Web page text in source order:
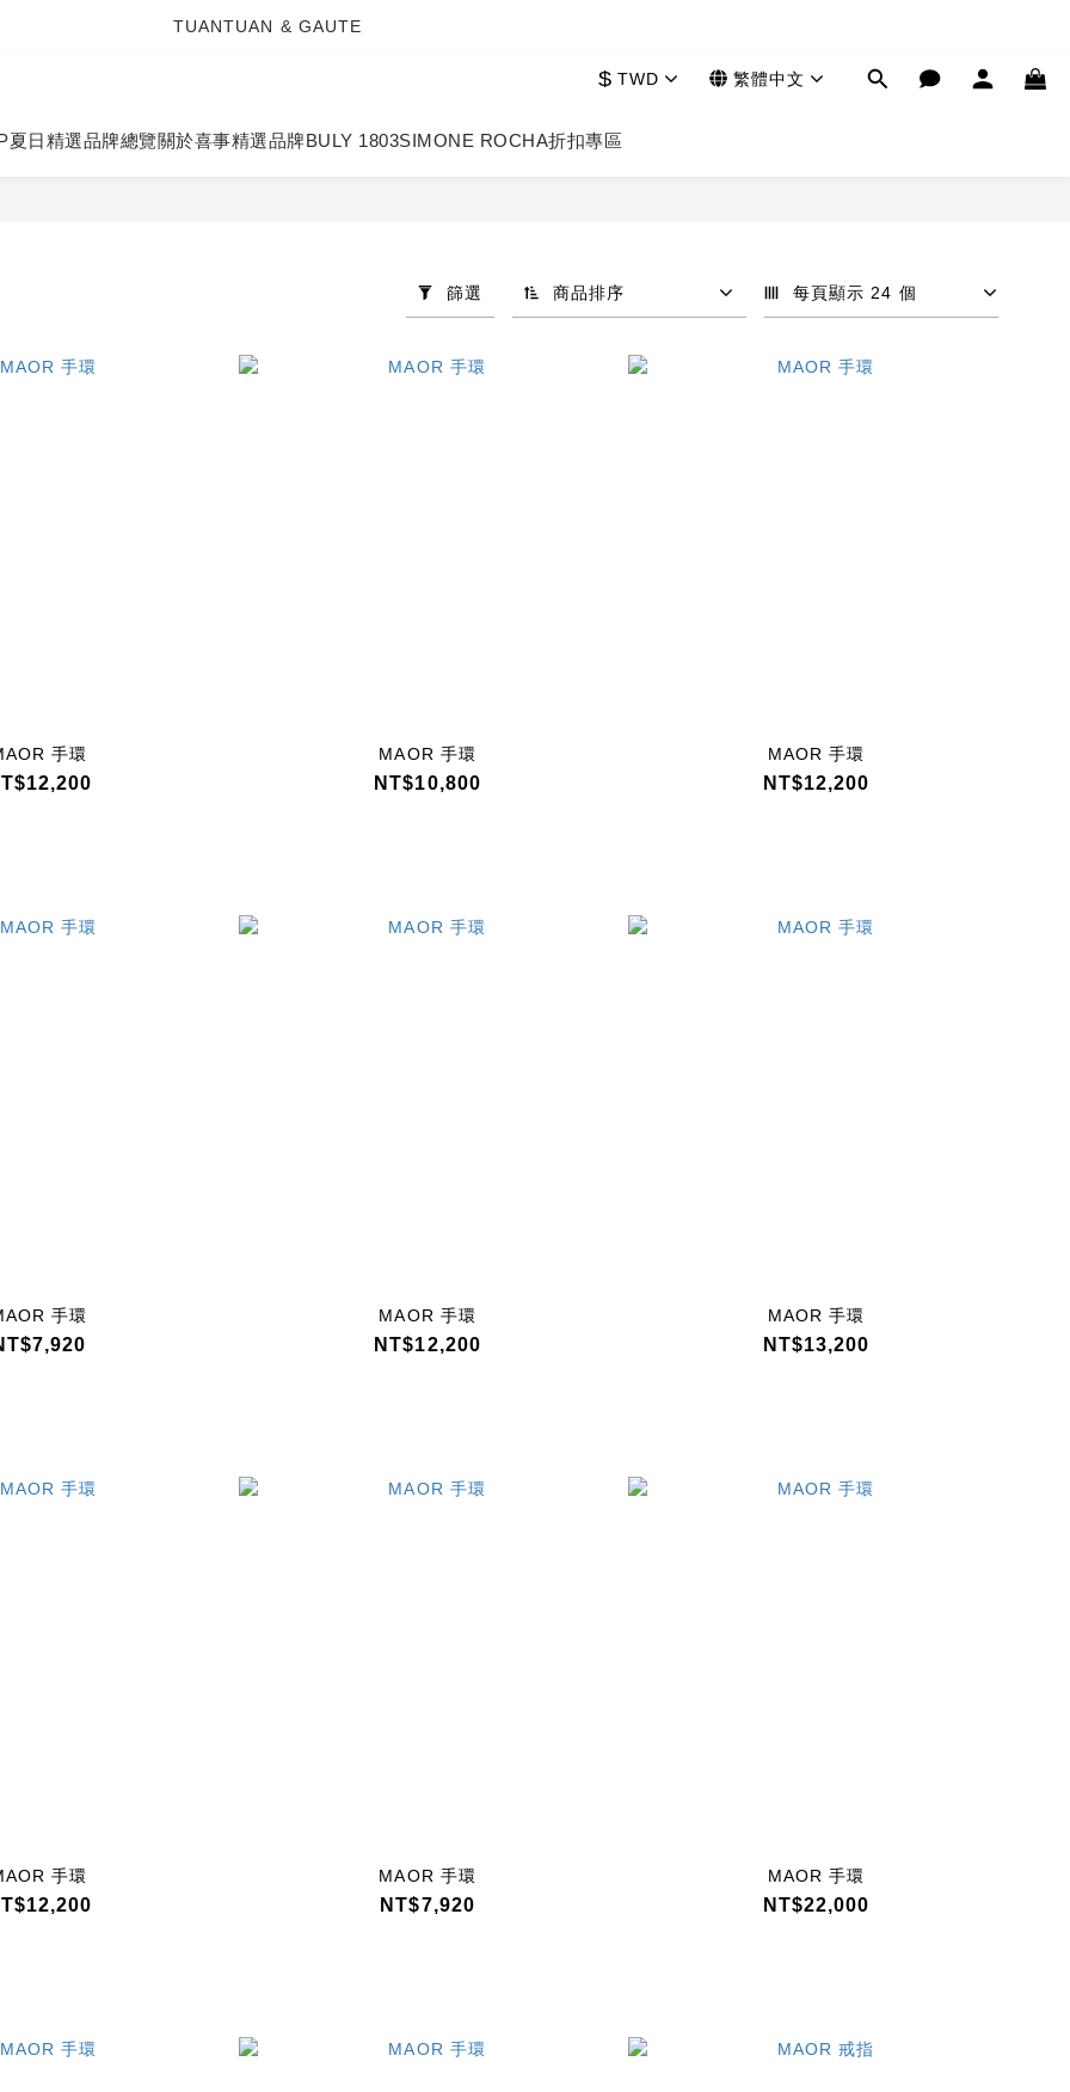
TUANTUAN & GAUTE
TUANTUAN & GAUTE
TUANTUAN & GAUTE
$ TWD 繁體中文
夏日精選品牌總覽關於喜事精選品牌BULY 1803SIMONE ROCHA折扣專區
篩選 商品排序 每頁顯示 24 個
手環 MAOR 手環
NT$10,800
MAOR 手環
NT$12,200
手環 MAOR 手環
NT$12,200
MAOR 手環
NT$13,200
手環 MAOR 手環
NT$7,920
MAOR 手環
NT$22,000